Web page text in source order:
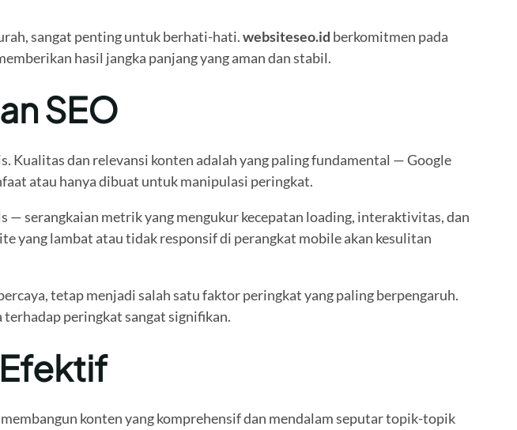
sangat penting untuk berhati-hati.websiteseo.id berkomitmen pada
hasil jangka panjang yang aman dan stabil.
SEO
Kualitas dan relevansi konten adalah yang paling fundamental — Google
atau hanya dibuat untuk manipulasi peringkat.
— serangkaian metrik yang mengukur kecepatan loading, interaktivitas, dan
yang lambat atau tidak responsif di perangkat mobile akan kesulitan
tetap menjadi salah satu faktor peringkat yang paling berpengaruh.
peringkat sangat signifikan.
konten yang komprehensif dan mendalam seputar topik-topik